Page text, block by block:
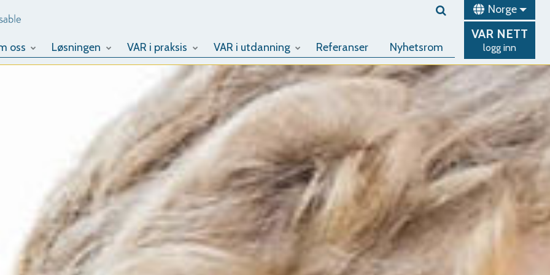
Norge
oss Løsningen VAR i praksis VAR i utdanning Referanser Nyhetsrom
VAR NETT
logg inn